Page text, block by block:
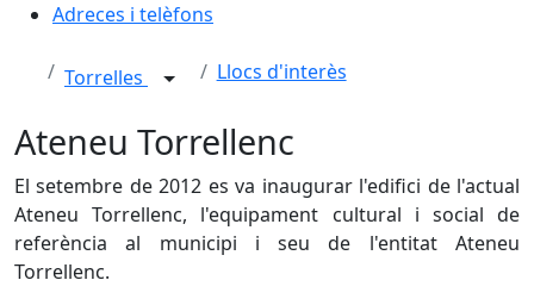
Adreces i telèfons
Torrelles Llocs d'interès
Ateneu Torrellenc
El setembre de 2012 es va inaugurar l'edifici de l'actual
Ateneu Torrellenc, l'equipament cultural i social de
referència al municipi i seu de l'entitat Ateneu
Torrellenc.